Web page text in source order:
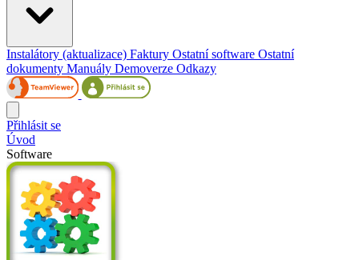
Instalátory (aktualizace) Faktury Ostatní software Ostatní
dokumenty Manuály Demoverze Odkazy
Přihlásit se
Úvod
Software